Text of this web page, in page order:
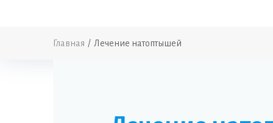
Главная / Лечение натоптышей